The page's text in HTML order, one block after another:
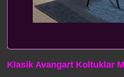
Klasik Avangart Koltuklar